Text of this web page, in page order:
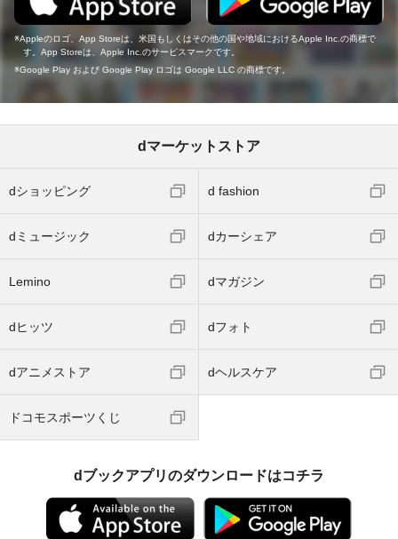
Appleのロゴ、App Storeは、米国もしくはその他の国や地域におけるApple Inc.の商標で
す。App Storeは、Apple Inc.のサービスマークです。
Google Play および Google Play ロゴは Google LLC の商標です。
dマーケットストア
dショッピング d fashion
dミュージック dカーシェア
Lemino dマガジン
dヒッツ dフォト
dアニメストア dヘルスケア
ドコモスポーツくじ
dブックアプリのダウンロードはコチラ